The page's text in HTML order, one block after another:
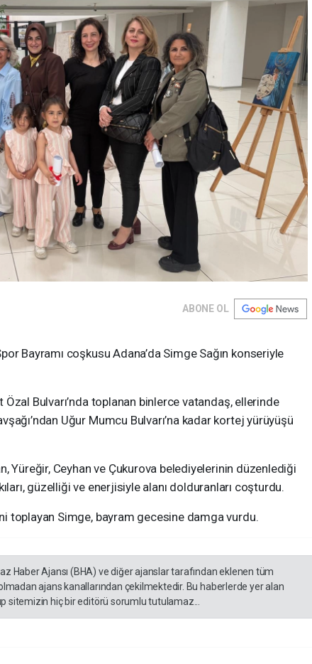
ABONE OL
Bayramı coşkusu Adana’da Simge Sağın konseriyle
Bulvarı’nda toplanan binlerce vatandaş, ellerinde
Uğur Mumcu Bulvarı’na kadar kortej yürüyüşü
Yüreğir, Ceyhan ve Çukurova belediyelerinin düzenlediği
güzelliği ve enerjisiyle alanı dolduranları coşturdu.
toplayan Simge, bayram gecesine damga vurdu.
Haber Ajansı (BHA) ve diğer ajanslar tarafından eklenen tüm
ajans kanallarından çekilmektedir. Bu haberlerde yer alan
sitemizin hiç bir editörü sorumlu tutulamaz...